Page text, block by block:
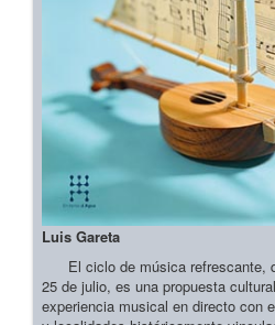
Luis Gareta
El ciclo de música refrescante,
25 de julio, es una propuesta
experiencia musical en directo con